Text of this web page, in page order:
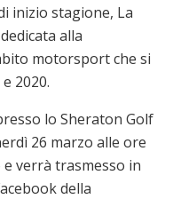
inizio stagione, La
alla
motorsport che si
2020.
lo Sheraton Golf
26 marzo alle ore
verrà trasmesso in
della